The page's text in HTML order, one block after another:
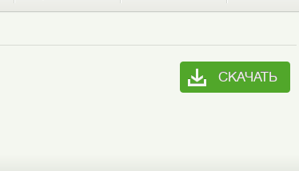
СКАЧАТЬ